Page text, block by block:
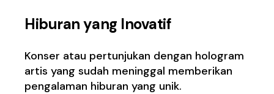
Hiburan yang Inovatif
Konser atau pertunjukan dengan hologram
artis yang sudah meninggal memberikan
pengalaman hiburan yang unik.